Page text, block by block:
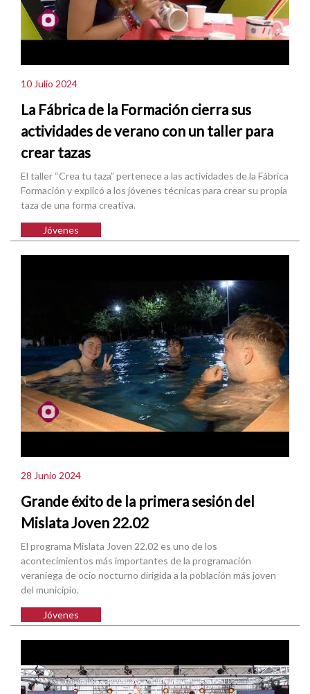
10 Julio 2024
La Fábrica de la Formación cierra sus
actividades de verano con un taller para
crear tazas
El taller “Crea tu taza” pertenece a las actividades de la Fábrica
Formación y explicó a los jóvenes técnicas para crear su propia
taza de una forma creativa.
Jóvenes
28 Junio 2024
Grande éxito de la primera sesión del
Mislata Joven 22.02
El programa Mislata Joven 22.02 es uno de los
acontecimientos más importantes de la programación
veraniega de ocio nocturno dirigida a la población más joven
del municipio.
Jóvenes